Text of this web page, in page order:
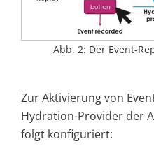
Abb. 2: Der Event-
Zur Aktivierung von
Hydration-Provider der
folgt konfiguriert: